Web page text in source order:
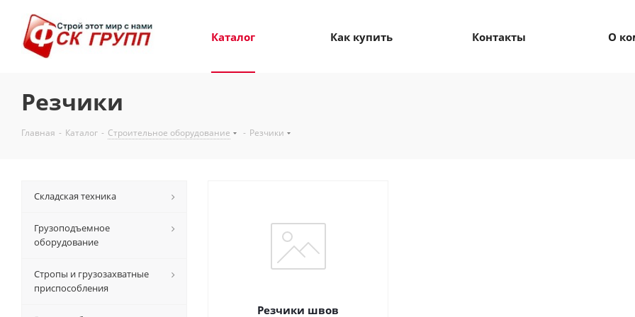
Каталог Как купить Контакты О
Резчики
Главная - Каталог - Строительное оборудование - Резчики
Резчики швов
Складская техника
Грузоподъемное
оборудование
Стропы и грузозахватные
приспособления